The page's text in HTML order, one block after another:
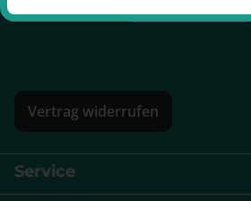
Oder über unserKontaktformular.
Vertrag widerrufen
Service